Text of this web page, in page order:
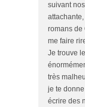
suivant
romans de
me faire
Je trouve
très
je te
écrire des